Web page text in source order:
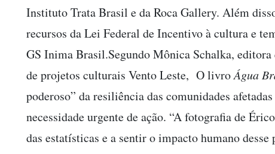
Instituto Trata Brasil e da Roca Gallery. Além
recursos da Lei Federal de Incentivo à cultura e
GS Inima Brasil.Segundo Mônica Schalka,
de projetos culturais Vento Leste, O livroÁgua
poderoso” da resiliência das comunidades
necessidade urgente de ação. “A fotografia de
das estatísticas e a sentir o impacto humano